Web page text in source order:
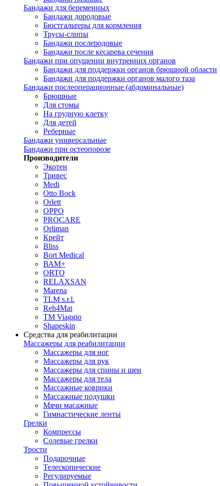
Бандажи для беременных
Бандажи дородовые
Бюстгальтеры для кормления
Трусы-слипы
Бандажи послеродовые
Бандажи после кесарева сечения
Бандажи при опущении внутренних органов
Бандажи для поддержки органов брюшной области
Бандажи для поддержки органов малого таза
Бандажи послеоперационные (абдоминальные)
Брюшные
Для стомы
На грудную клетку
Для детей
Реберные
Бандажи универсальные
Бандажи при остеопорозе
Производители
Экотен
Тривес
Medi
Otto Bock
Orlett
OPPO
PROCARE
Orliman
Крейт
Bliss
Bort Medical
ВАМ+
ORTO
RELAXSAN
Marena
TLM s.r.l.
Reh4Mat
TM Viaggio
Shapeskin
Средства для реабилитации
Массажеры для реабилитации
Массажеры для ног
Массажеры для рук
Массажеры для спины и шеи
Массажеры для тела
Массажные коврики
Массажные подушки
Мячи масажные
Гимнастические ленты
Грелки
Компрессы
Солевые грелки
Трости
Подарочные
Телескопические
Регулируемые